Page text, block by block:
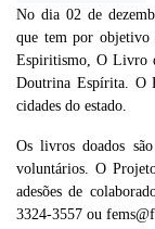
No dia 02 de
que tem por objetivo
Espiritismo, O Livro
Doutrina Espírita. O
cidades do estado.
Os livros doados
voluntários. O
adesões de
3324-3557 ou